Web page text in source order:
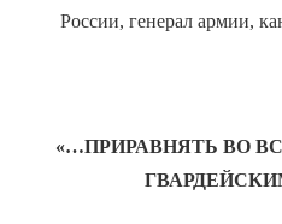
России, генерал армии,
«…ПРИРАВНЯТЬ ВО